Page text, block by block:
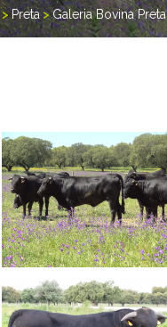
>Preta>Galeria Bovina Preta